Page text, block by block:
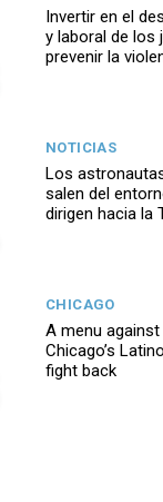
Invertir en el
y laboral de los
prevenir la
NOTICIAS
Los
salen del
dirigen hacia la
CHICAGO
A menu against
Chicago’s
fight back